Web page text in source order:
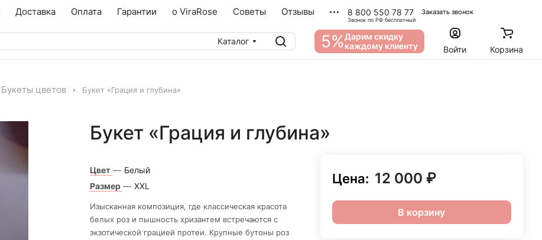
Доставка Оплата Гарантии о ViraRose Советы Отзывы 8 800 550 78 77
Звонок по РФ бесплатный
Заказать звонок
Каталог 5%Дарим скидку
каждому клиенту
Войти Корзина
Букеты цветов Букет «Грация и глубина»
Букет «Грация и глубина»
Цвет — Белый
Размер — XXL
Изысканная композиция, где классическая красота
белых роз и пышность хризантем встречаются с
экзотической грацией протеи. Крупные бутоны роз
Цена: 12 000 ₽
В корзину